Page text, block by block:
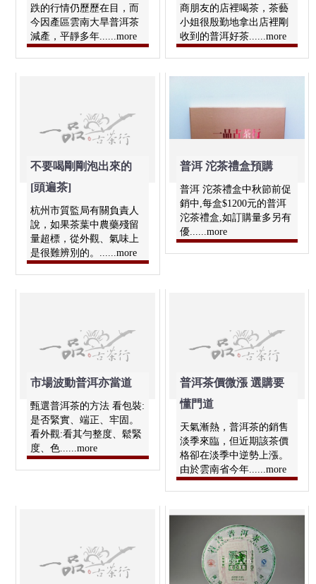
跌的行情仍歷歷在目，而
今因產區雲南大旱普洱茶
減產，平靜多年......more
商朋友的店裡喝茶，茶藝
小姐很殷勤地拿出店裡剛
收到的普洱好茶......more
不要喝剛剛泡出來的
[頭遍茶]
杭州市質監局有關負責人
說，如果茶葉中農藥殘留
量超標，從外觀、氣味上
是很難辨別的。......more
普洱 沱茶禮盒預購
普洱 沱茶禮盒中秋節前促
銷中,每盒$1200元的普洱
沱茶禮盒,如訂購量多另有
優......more
市場波動普洱亦當道
甄選普洱茶的方法 看包裝:
是否緊實、端正、牢固。
看外觀:看其勻整度、鬆緊
度、色......more
普洱茶價微漲 選購要
懂門道
天氣漸熱，普洱茶的銷售
淡季來臨，但近期該茶價
格卻在淡季中逆勢上漲。
由於雲南省今年......more